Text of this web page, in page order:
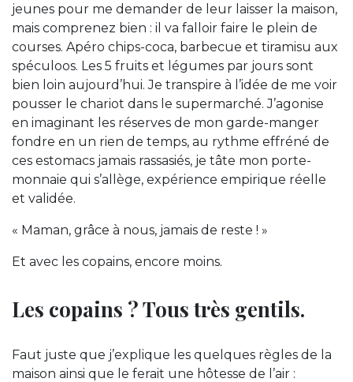
jeunes pour me demander de leur laisser la maison,
mais comprenez bien : il va falloir faire le plein de
courses. Apéro chips-coca, barbecue et tiramisu aux
spéculoos. Les 5 fruits et légumes par jours sont
bien loin aujourd’hui. Je transpire à l’idée de me voir
pousser le chariot dans le supermarché. J’agonise
en imaginant les réserves de mon garde-manger
fondre en un rien de temps, au rythme effréné de
ces estomacs jamais rassasiés, je tâte mon porte-
monnaie qui s’allège, expérience empirique réelle
et validée.
« Maman, grâce à nous, jamais de reste ! »
Et avec les copains, encore moins.
Les copains ? Tous très gentils.
Faut juste que j’explique les quelques règles de la
maison ainsi que le ferait une hôtesse de l’air :